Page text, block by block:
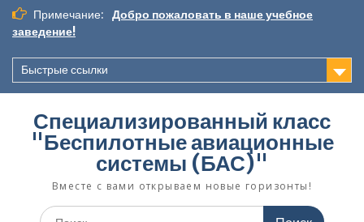
Перейти
содержимому
Примечание:
Добро пожаловать в наше учебное
заведение!
Быстрые ссылки
Специализированный класс
"Беспилотные авиационные
системы (БАС)"
Вместе с вами открываем новые горизонты!
Поиск